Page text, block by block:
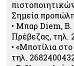
Σημεία
• Μπαρ Diem,
Πρέβεζας, τηλ.
• «Μποτίλια
τηλ.